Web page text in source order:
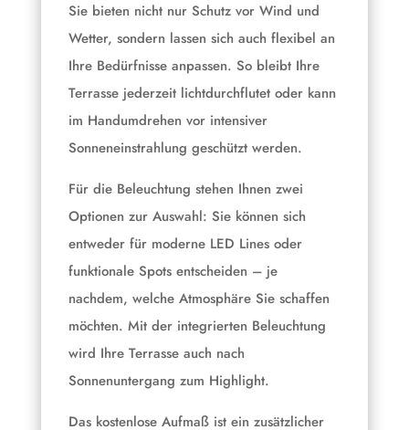
Sie bieten nicht nur Schutz vor Wind und
Wetter, sondern lassen sich auch flexibel an
Ihre Bedürfnisse anpassen. So bleibt Ihre
Terrasse jederzeit lichtdurchflutet oder kann
im Handumdrehen vor intensiver
Sonneneinstrahlung geschützt werden.
Für die Beleuchtung stehen Ihnen zwei
Optionen zur Auswahl: Sie können sich
entweder für moderne LED Lines oder
funktionale Spots entscheiden – je
nachdem, welche Atmosphäre Sie schaffen
möchten. Mit der integrierten Beleuchtung
wird Ihre Terrasse auch nach
Sonnenuntergang zum Highlight.
Das kostenlose Aufmaß ist ein zusätzlicher